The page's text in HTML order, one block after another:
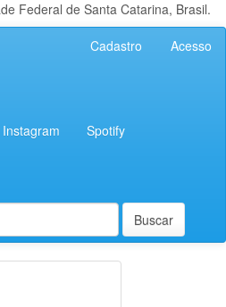
Federal de Santa Catarina, Brasil.
Cadastro Acesso
Instagram Spotify
Buscar